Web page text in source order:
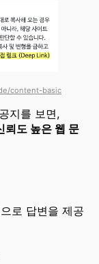
content-basic
지를 보면,
뢰도 높은 웹 문
로 답변을 제공